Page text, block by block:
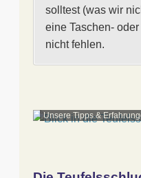
solltest (was wir
eine Taschen-
nicht fehlen.
Unsere Tipps &